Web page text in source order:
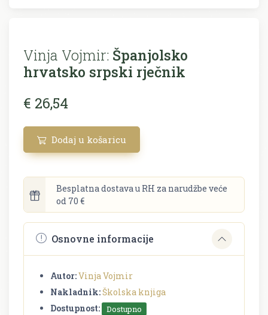
Vinja Vojmir: Španjolsko
hrvatsko srpski rječnik
€ 26,54
Dodaj u košaricu
Besplatna dostava u RH za narudžbe veće
od 70 €
Osnovne informacije
Autor:Vinja Vojmir
Nakladnik:Školska knjiga
Dostupnost:
Dostupno